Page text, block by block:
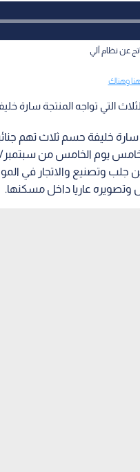
عن نظام آلي
هنا وهناك
التي تواجه المنتجة سارة
سارة خليفة حسم ثلاث تهم
جلب وتصنيع والاتجار في
عاريا داخل مسكنها.